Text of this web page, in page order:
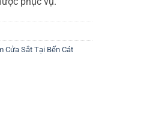
Cửa Sắt Tại Bến Cát